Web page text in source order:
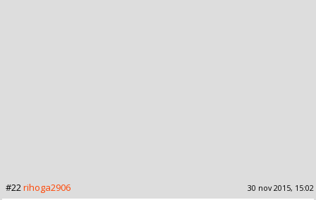
#22rihoga2906 30 nov 2015, 15:02